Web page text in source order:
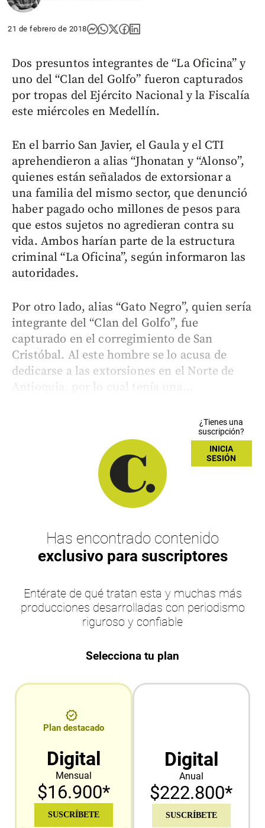
21 de febrero de 2018
Dos presuntos integrantes de “La Oficina” y
uno del “Clan del Golfo” fueron capturados
por tropas del Ejército Nacional y la Fiscalía
este miércoles en Medellín.
En el barrio San Javier, el Gaula y el CTI
aprehendieron a alias “Jhonatan y “Alonso”,
quienes están señalados de extorsionar a
una familia del mismo sector, que denunció
haber pagado ocho millones de pesos para
que estos sujetos no agredieran contra su
vida. Ambos harían parte de la estructura
criminal “La Oficina”, según informaron las
autoridades.
Por otro lado, alias “Gato Negro”, quien sería
integrante del “Clan del Golfo”, fue
capturado en el corregimiento de San
Cristóbal. Al este hombre se lo acusa de
dedicarse a las extorsiones en el Norte de
Antioquia, por lo cual tenía una...
¿Tienes una
suscripción?
INICIA
SESIÓN
Has encontrado contenido
exclusivo para suscriptores
Entérate de qué tratan esta y muchas más
producciones desarrolladas con periodismo
riguroso y confiable
Selecciona tu plan
Plan destacado
Digital
Mensual
$16.900*
SUSCRÍBETE
Digital
Anual
$222.800*
SUSCRÍBETE